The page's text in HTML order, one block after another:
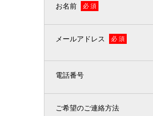
お名前 必 須
メールアドレス 必 須
電話番号
ご希望のご連絡方法